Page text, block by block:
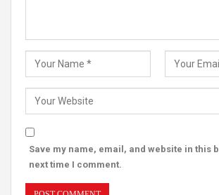
Save my name, email, and website in this
next time I comment.